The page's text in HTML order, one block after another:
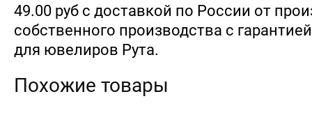
49.00 руб с доставкой по России от
собственного производства с
для ювелиров Рута.
Похожие товары